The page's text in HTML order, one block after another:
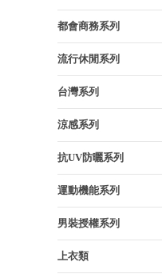
都會商務系列
流行休閒系列
台灣系列
涼感系列
抗UV防曬系列
運動機能系列
男裝授權系列
上衣類